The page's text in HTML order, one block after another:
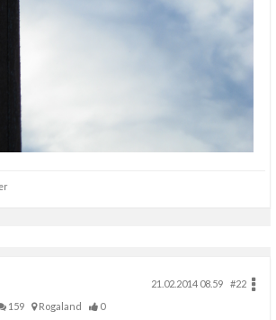
21.02.2014 08.59
#22
159
Rogaland 0